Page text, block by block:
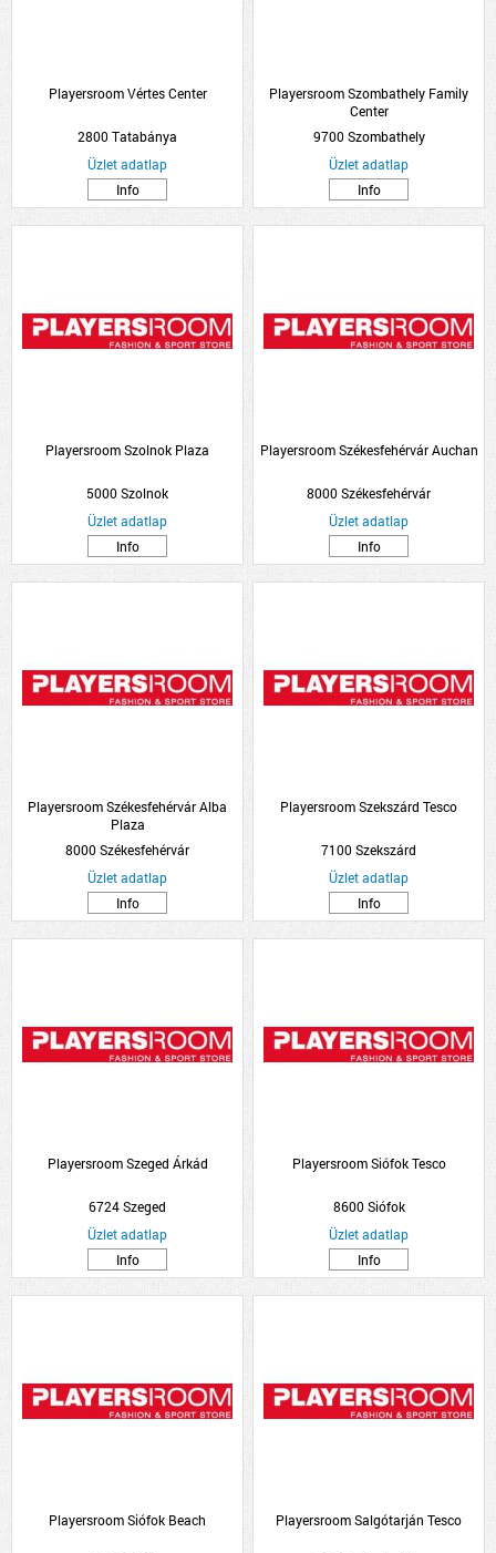
Playersroom Vértes Center
2800 Tatabánya
Üzlet adatlap
Info
Playersroom Szombathely Family
Center
9700 Szombathely
Üzlet adatlap
Info
Playersroom Szolnok Plaza
5000 Szolnok
Üzlet adatlap
Info
Playersroom Székesfehérvár Auchan
8000 Székesfehérvár
Üzlet adatlap
Info
Playersroom Székesfehérvár Alba
Plaza
8000 Székesfehérvár
Üzlet adatlap
Info
Playersroom Szekszárd Tesco
7100 Szekszárd
Üzlet adatlap
Info
Playersroom Szeged Árkád
6724 Szeged
Üzlet adatlap
Info
Playersroom Siófok Tesco
8600 Siófok
Üzlet adatlap
Info
Playersroom Siófok Beach Playersroom Salgótarján Tesco